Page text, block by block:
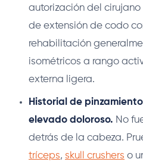
autorización del
de extensión de codo
rehabilitación
isométricos a rango
externa ligera.
Historial de
elevado doloroso. No
detrás de la cabeza.
tríceps, skull crushers o